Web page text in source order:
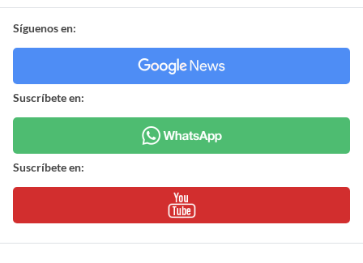
Síguenos en:
Suscríbete en:
Suscríbete en: